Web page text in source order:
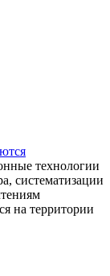
технологии
систематизации
на территории